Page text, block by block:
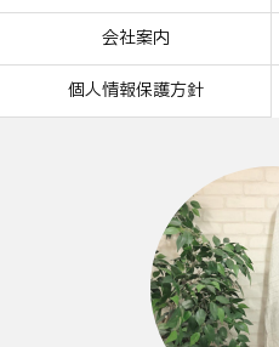
会社案内
個人情報保護方針